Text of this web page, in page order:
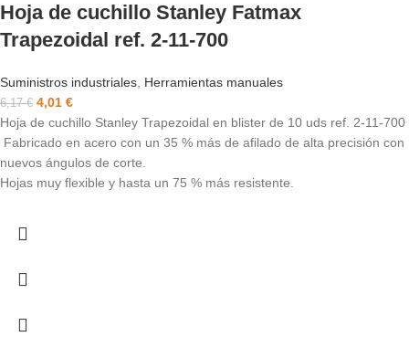
Hoja de cuchillo Stanley Fatmax
Trapezoidal ref. 2-11-700
Suministros industriales, Herramientas manuales
6,17€ 4,01 €
Hoja de cuchillo Stanley Trapezoidal en blister de 10 uds ref. 2-11-700
Fabricado en acero con un 35 % más de afilado de alta precisión con
nuevos ángulos de corte.
Hojas muy flexible y hasta un 75 % más resistente.